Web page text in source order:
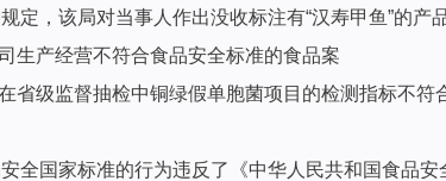
定，该局对当事人作出没收标注有“汉寿甲鱼”的产
生产经营不符合食品安全标准的食品案
省级监督抽检中铜绿假单胞菌项目的检测指标不
全国家标准的行为违反了《中华人民共和国食品